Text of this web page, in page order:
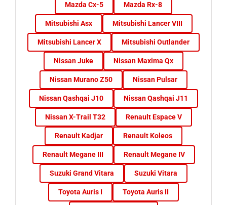
Mazda Cx-5 Mazda Rx-8
Mitsubishi Asx Mitsubishi Lancer VIII
Mitsubishi Lancer X Mitsubishi Outlander
Nissan Juke Nissan Maxima Qx
Nissan Murano Z50 Nissan Pulsar
Nissan Qashqai J10 Nissan Qashqai J11
Nissan X-Trail T32 Renault Espace V
Renault Kadjar Renault Koleos
Renault Megane III Renault Megane IV
Suzuki Grand Vitara Suzuki Vitara
Toyota Auris I Toyota Auris II